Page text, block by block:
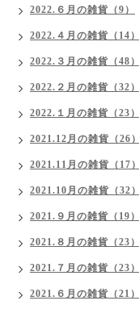
2022.６月の雑貨（9）
2022.４月の雑貨（14）
2022.３月の雑貨（48）
2022.２月の雑貨（32）
2022.１月の雑貨（23）
2021.12月の雑貨（26）
2021.11月の雑貨（17）
2021.10月の雑貨（32）
2021.９月の雑貨（19）
2021.８月の雑貨（23）
2021.７月の雑貨（23）
2021.６月の雑貨（21）